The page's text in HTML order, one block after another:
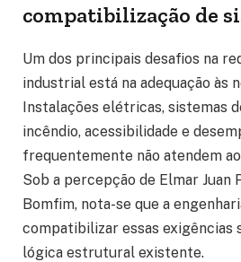
compatibilização de
Um dos principais desafios na
industrial está na adequação às
Instalações elétricas, sistemas
incêndio, acessibilidade e
frequentemente não atendem
Sob a percepção de Elmar Juan
Bomfim, nota-se que a
compatibilizar essas exigências
lógica estrutural existente.